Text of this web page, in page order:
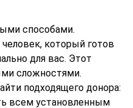
способами.
который готов
для вас. Этот
сложностями.
подходящего донора:
всем установленным